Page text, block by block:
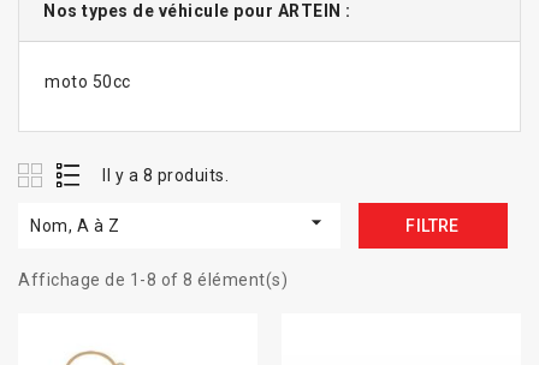
Nos types de véhicule pour ARTEIN :
moto 50cc
Il y a 8 produits.
Nom, A à Z  FILTRE
Affichage de 1-8 of 8 élément(s)